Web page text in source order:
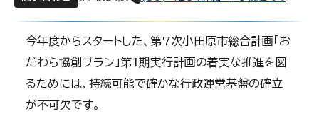
今年度からスタートした、第7次小田原市総合計画「お
だわら協創プラン」第1期実行計画の着実な推進を図
るためには、持続可能で確かな行政運営基盤の確立
が不可欠です。